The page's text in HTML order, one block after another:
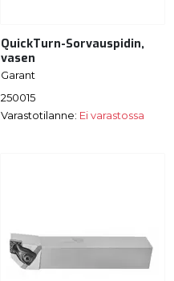
QuickTurn-Sorvauspidin,
vasen
Garant
250015
Varastotilanne: Ei varastossa